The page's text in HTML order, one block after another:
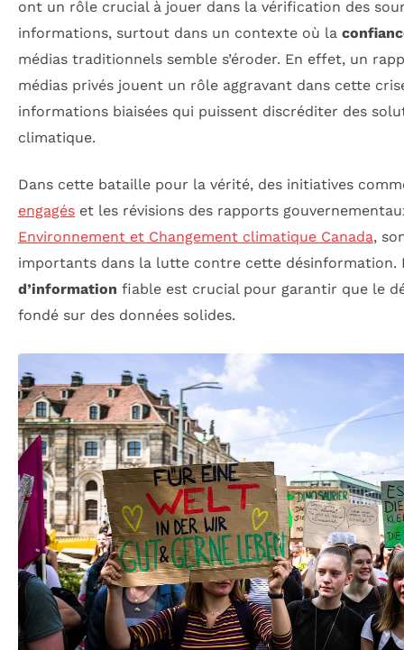
ont un rôle crucial à jouer dans la vérification des
informations, surtout dans un contexte où la
médias traditionnels semble s’éroder. En effet, un
médias privés jouent un rôle aggravant dans cette
informations biaisées qui puissent discréditer des
climatique.
Dans cette bataille pour la vérité, des initiatives
engagés et les révisions des rapports
Environnement et Changement climatique Canada,
importants dans la lutte contre cette
d’information fiable est crucial pour garantir que le
fondé sur des données solides.